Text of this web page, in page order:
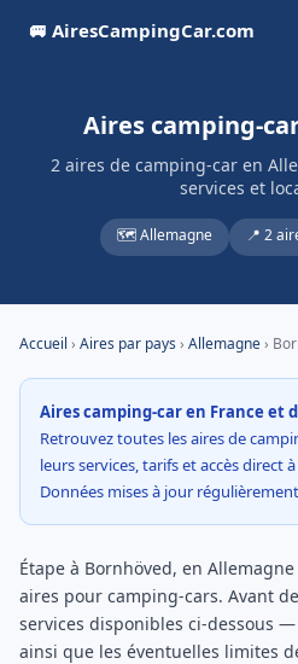
🚐 AiresCampingCar.com
Aires camping-
2 aires de camping-car en
services et
🗺️ Allemagne 📍 2
Accueil › Aires par pays› Allemagne›
Aires camping-car en France et
Retrouvez toutes les aires de
leurs services, tarifs et accès direct
Données mises à jour
Étape à Bornhöved, en
aires pour camping-cars. Avant
services disponibles ci-dessous
ainsi que les éventuelles limites